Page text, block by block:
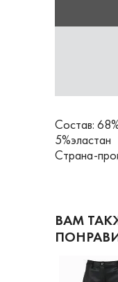
Состав:
5%эластан
Страна-
ВАМ